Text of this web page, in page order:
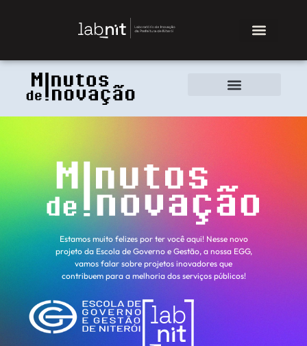
Estamos muito felizes por ter você aqui! Nesse novo
projeto da Escola de Governo e Gestão, a nossa EGG,
vamos falar sobre projetos inovadores que
contribuem para a melhoria dos serviços públicos!